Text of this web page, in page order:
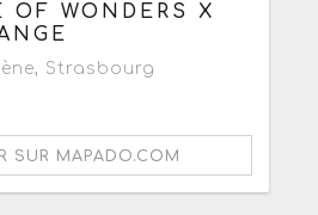
OF WONDERS X
, Strasbourg
SUR MAPADO.COM